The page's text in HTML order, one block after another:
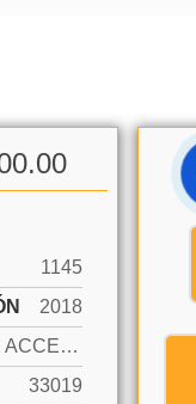
1145
2018
OCEAN ACCESS, OCEAN FRONT
33019